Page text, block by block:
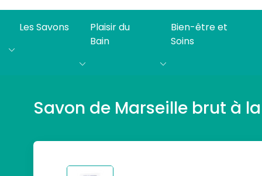
Les Savons
Plaisir du
Bain
Bien-être et
Soins
Savon de Marseille brut à